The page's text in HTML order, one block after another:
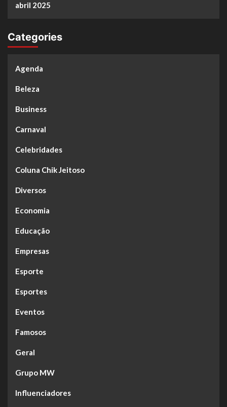
abril 2025
Categories
Agenda
Beleza
Business
Carnaval
Celebridades
Coluna Chik Jeitoso
Diversos
Economia
Educação
Empresas
Esporte
Esportes
Eventos
Famosos
Geral
Grupo MW
Influenciadores